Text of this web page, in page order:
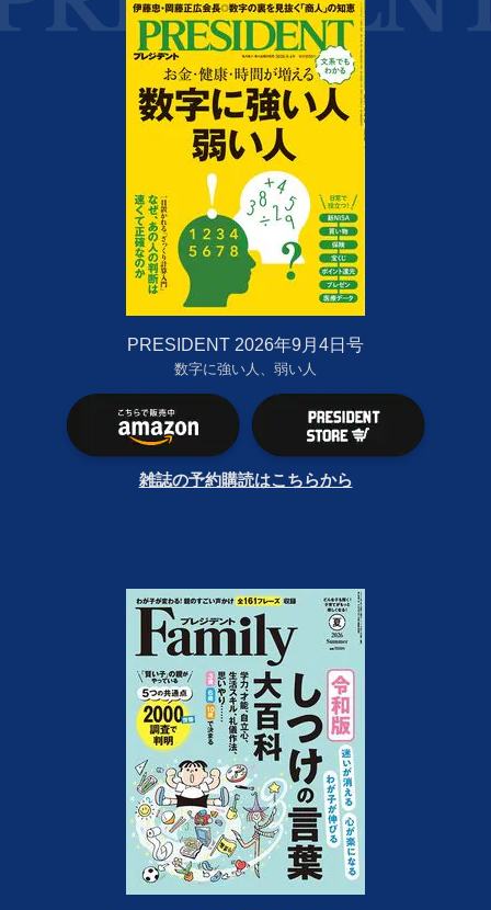
PRESIDENT 2026年9月4日号
数字に強い人、弱い人
雑誌の予約購読はこちらから